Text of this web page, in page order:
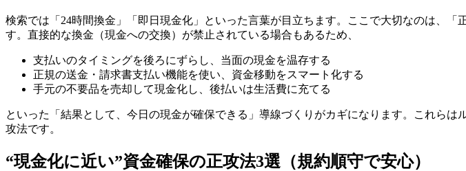
検索では「24時間換金」「即日現金化」といった言葉が目立ちます。ここで大切なのは、
す。直接的な換金（現金への交換）が禁止されている場合もあるため、
支払いのタイミングを後ろにずらし、当面の現金を温存する
正規の送金・請求書支払い機能を使い、資金移動をスマート化する
手元の不要品を売却して現金化し、後払いは生活費に充てる
といった「結果として、今日の現金が確保できる」導線づくりがカギになります。これら
攻法です。
“現金化に近い”資金確保の正攻法3選（規約順守で安心）